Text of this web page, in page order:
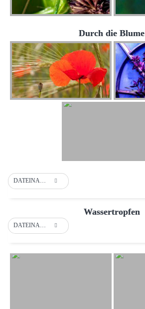
Durch die Blume
DATEINAME
Wassertropfen
DATEINAME